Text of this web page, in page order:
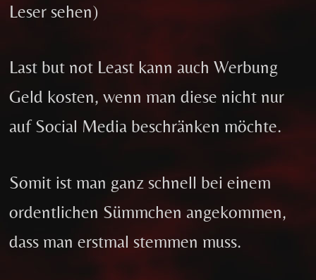
Leser sehen)
Last but not Least kann auch Werbung
Geld kosten, wenn man diese nicht nur
auf Social Media beschränken möchte.
Somit ist man ganz schnell bei einem
ordentlichen Sümmchen angekommen,
dass man erstmal stemmen muss.